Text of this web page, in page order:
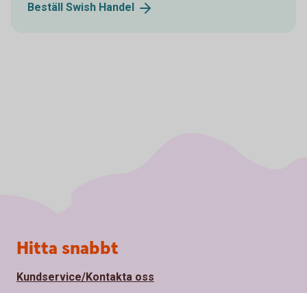
Beställ Swish Handel
Sidfot
Hitta snabbt
Kundservice/Kontakta oss